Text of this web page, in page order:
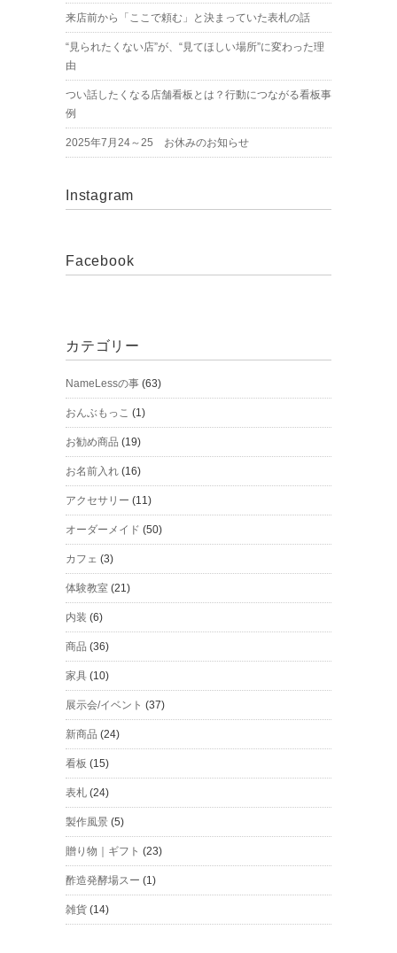
来店前から「ここで頼む」と決まっていた表札の話
“見られたくない店”が、“見てほしい場所”に変わった理
由
つい話したくなる店舗看板とは？行動につながる看板事
例
2025年7月24～25 お休みのお知らせ
Instagram
Facebook
カテゴリー
NameLessの事 (63)
おんぶもっこ (1)
お勧め商品 (19)
お名前入れ (16)
アクセサリー (11)
オーダーメイド (50)
カフェ (3)
体験教室 (21)
内装 (6)
商品 (36)
家具 (10)
展示会/イベント (37)
新商品 (24)
看板 (15)
表札 (24)
製作風景 (5)
贈り物｜ギフト (23)
酢造発酵場スー (1)
雑貨 (14)